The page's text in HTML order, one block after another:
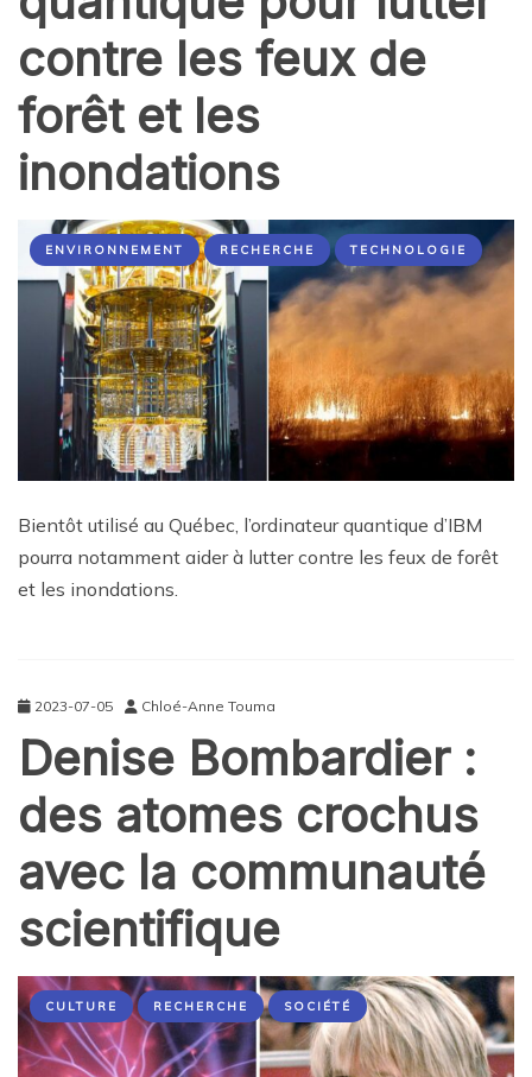
contre les feux de
forêt et les
inondations
ENVIRONNEMENT RECHERCHE TECHNOLOGIE
Bientôt utilisé au Québec, l’ordinateur quantique d’IBM
pourra notamment aider à lutter contre les feux de forêt
et les inondations.
2023-07-05 Chloé-Anne Touma
Denise Bombardier :
des atomes crochus
avec la communauté
scientifique
CULTURE RECHERCHE SOCIÉTÉ